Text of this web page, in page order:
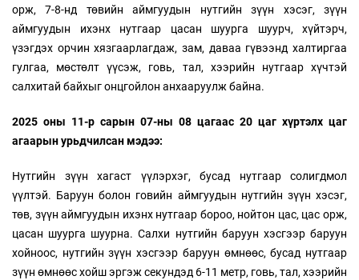
орж, 7-8-нд төвийн аймгуудын нутгийн зүүн хэсэг, зүүн
аймгуудын ихэнх нутгаар цасан шуурга шуурч, хүйтэрч,
үзэгдэх орчин хязгаарлагдаж, зам, даваа гүвээнд халтиргаа
гулгаа, мөстөлт үүсэж, говь, тал, хээрийн нутгаар хүчтэй
салхитай байхыг онцгойлон анхааруулж байна.
2025 оны 11-р сарын 07-ны 08 цагаас 20 цаг хүртэлх цаг
агаарын урьдчилсан мэдээ:
Нутгийн зүүн хагаст үүлэрхэг, бусад нутгаар солигдмол
үүлтэй. Баруун болон говийн аймгуудын нутгийн зүүн хэсэг,
төв, зүүн аймгуудын ихэнх нутгаар бороо, нойтон цас, цас орж,
цасан шуурга шуурна. Салхи нутгийн баруун хэсгээр баруун
хойноос, нутгийн зүүн хэсгээр баруун өмнөөс, бусад нутгаар
зүүн өмнөөс хойш эргэж секундэд 6-11 метр, говь, тал, хээрийн